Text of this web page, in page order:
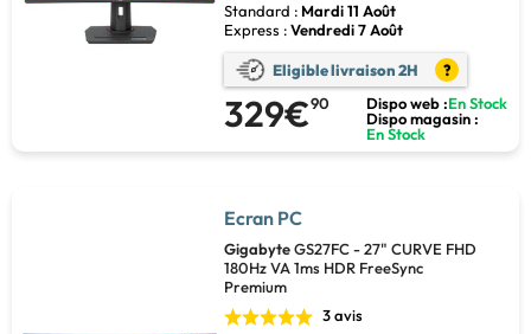
Standard : Mardi 11 Août
Express :Vendredi 7 Août
Eligible livraison 2H ?
329€90 Dispo web :En Stock
Dispo magasin :
En Stock
Ecran PC
GigabyteGS27FC - 27" CURVE FHD
180Hz VA 1ms HDR FreeSync
Premium
3 avis